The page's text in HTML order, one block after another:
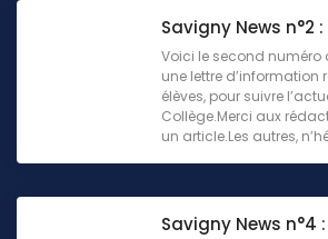
Savigny News n°2 :
Voici le second numéro
une lettre d’information
élèves, pour suivre
Collège.Merci aux
un article.Les autres,
Savigny News n°4